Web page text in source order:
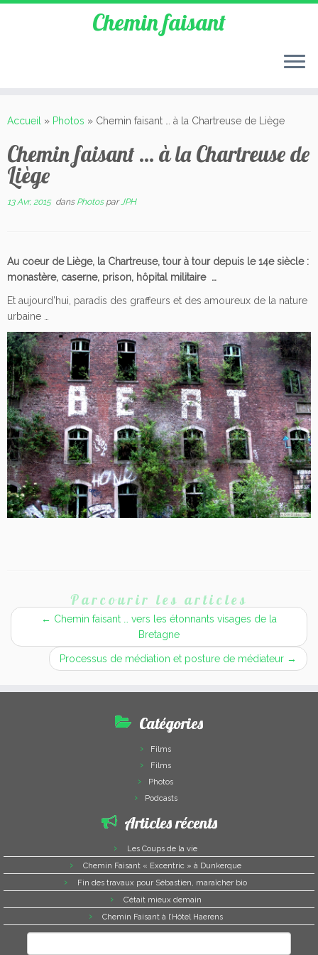
Chemin faisant
Accueil » Photos » Chemin faisant … à la Chartreuse de Liège
Chemin faisant … à la Chartreuse de
Liège
13 Avr, 2015dans Photos parJPH
Au coeur de Liège, la Chartreuse, tour à tour depuis le 14e siècle :
monastère, caserne, prison, hôpital militaire …
Et aujourd’hui, paradis des graffeurs et des amoureux de la nature
urbaine …
Parcourir les articles
← Chemin faisant … vers les étonnants visages de la
Bretagne
Processus de médiation et posture de médiateur →
Catégories
Films
Films
Photos
Podcasts
Articles récents
Les Coups de la vie
Chemin Faisant « Excentric » à Dunkerque
Fin des travaux pour Sébastien, maraîcher bio
C’était mieux demain
Chemin Faisant à l’Hôtel Haerens